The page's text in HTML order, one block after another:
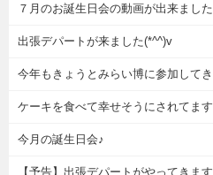
７月のお誕生日会の動画が出来ました
出張デパートが来ました(*^^)v
今年もきょうとみらい博に参加してき
ケーキを食べて幸せそうにされてま
今月の誕生日会♪
【予告】出張デパートがやってきます